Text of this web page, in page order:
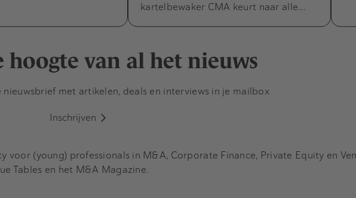
kartelbewaker CMA keurt naar alle…
hoogte van al het nieuws
met artikelen, deals en interviews in je mailbox
Inschrijven
(young) professionals in M&A, Corporate Finance, Private Equity en
Tables en het M&A Magazine.